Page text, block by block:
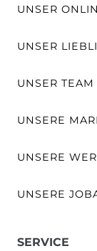
UNSER
UNSER
UNSER TEAM
UNSERE
UNSERE
UNSERE
SERVICE